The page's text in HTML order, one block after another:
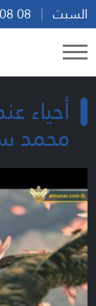
السبت
19:04
أحياء
محمد